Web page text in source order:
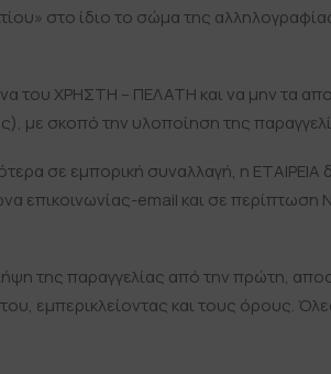
στο ίδιο το σώμα της
του ΧΡΗΣΤΗ – ΠΕΛΑΤΗ και να μην τα
με σκοπό την υλοποίηση της
σε εμπορική συναλλαγή, η ΕΤΑΙΡΕΙΑ
επικοινωνίας-email και σε
της παραγγελίας από την πρώτη,
εμπερικλείοντας και τους όρους.